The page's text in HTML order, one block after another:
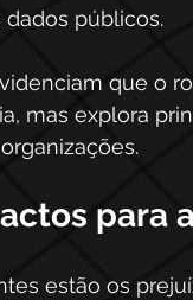
públicos.
que o
mas explora
para
estão os